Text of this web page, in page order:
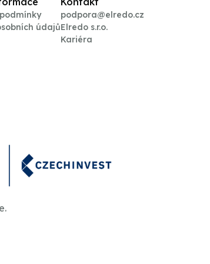
údajů
podpora@elredo.cz
Elredo s.r.o.
Kariéra